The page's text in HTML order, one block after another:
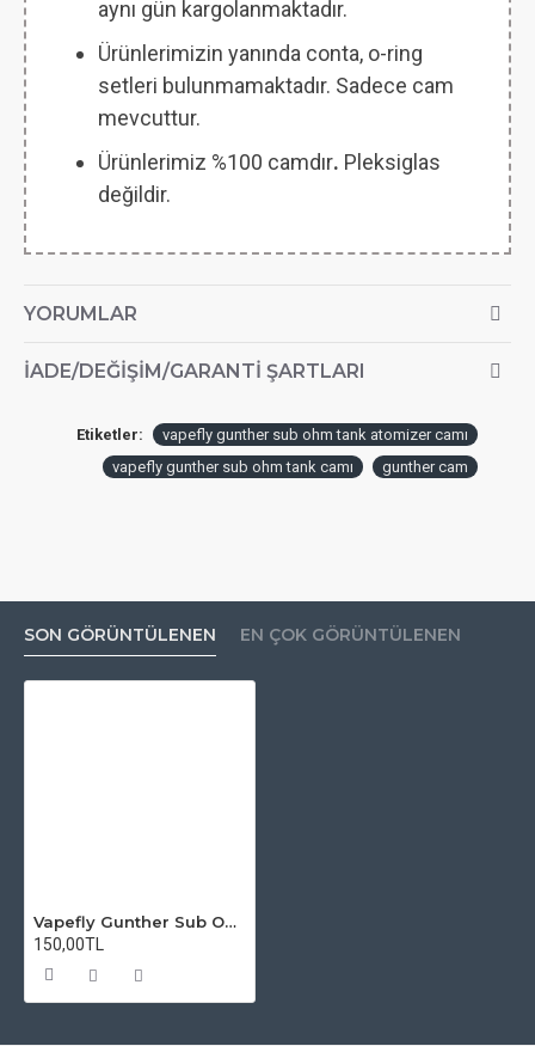
aynı gün kargolanmaktadır.
Ürünlerimizin yanında conta, o-ring
setleri bulunmamaktadır. Sadece cam
mevcuttur.
Ürünlerimiz %100 camdır. Pleksiglas
değildir.
YORUMLAR
İADE/DEĞIŞIM/GARANTI ŞARTLARI
Etiketler:
vapefly gunther sub ohm tank atomizer camı
vapefly gunther sub ohm tank camı
gunther cam
SON GÖRÜNTÜLENEN EN ÇOK GÖRÜNTÜLENEN
Vapefly Gunther Sub Ohm Tank Atomizer Camı
150,00TL